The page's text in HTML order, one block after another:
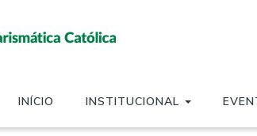
INÍCIO INSTITUCIONAL